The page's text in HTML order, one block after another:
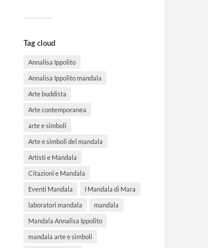
Tag cloud
Annalisa Ippolito
Annalisa Ippolito mandala
Arte buddista
Arte contemporanea
arte e simboli
Arte e simboli del mandala
Artisti e Mandala
Citazioni e Mandala
Eventi Mandala I Mandala di Mara
laboratori mandala mandala
Mandala Annalisa Ippolito
mandala arte e simboli